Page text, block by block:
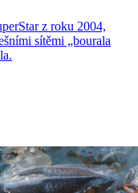
z roku 2004,
sítěmi „bourala